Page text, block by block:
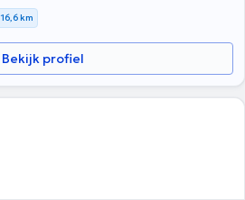
16,6 km
Bekijk profiel